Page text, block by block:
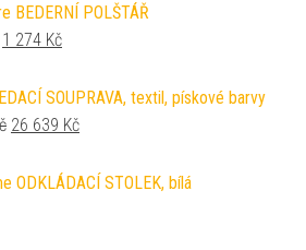
BEDERNÍ POLŠTÁŘ
Původní cena byla: 1 499 Kč.
1 274 KčAktuální cena je: 1 274 Kč.
SOUPRAVA, textil, pískové barvy
Původní cena byla: 35 999 Kč.
26 639 KčAktuální cena je: 26 639 Kč.
ODKLÁDACÍ STOLEK, bílá